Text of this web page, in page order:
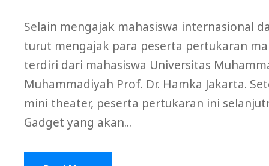
Selain mengajak mahasiswa internasional
turut mengajak para peserta pertukaran
terdiri dari mahasiswa Universitas
Muhammadiyah Prof. Dr. Hamka Jakarta.
mini theater, peserta pertukaran ini
Gadget yang akan...